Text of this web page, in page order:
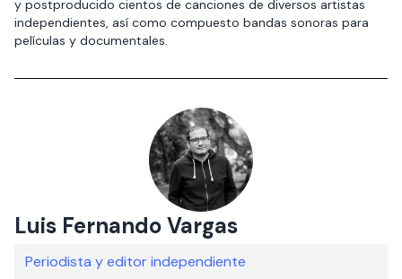
y postproducido cientos de canciones de diversos artistas
independientes, así como compuesto bandas sonoras para
películas y documentales.
Luis Fernando Vargas
Periodista y editor independiente